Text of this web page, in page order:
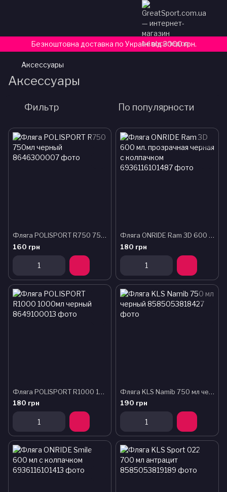
Безкоштовна доставка по Україні від 3000 грн.
Аксессуары
Аксессуары
Фильтр По популярности
Фляга POLISPORT R750 750мл черный
160 грн
Фляга ONRIDE Ram 3D 600 мл. прозрачная черная с колпачком
180 грн
Фляга POLISPORT R1000 1000мл черный
180 грн
Фляга KLS Namib 750 мл черный
190 грн